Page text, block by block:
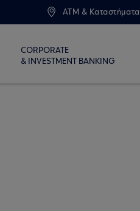
ATM & Καταστήματα
CORPORATE
& INVESTMENT BANKING